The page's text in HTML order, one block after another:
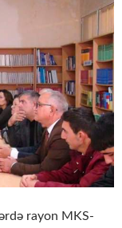
rayon MKS-